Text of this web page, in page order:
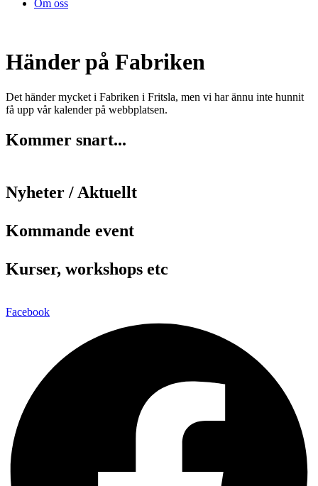
Om oss
Händer på Fabriken
Det händer mycket i Fabriken i Fritsla, men vi har ännu inte hunnit
få upp vår kalender på webbplatsen.
Kommer snart...
Nyheter / Aktuellt
Kommande event
Kurser, workshops etc
Facebook